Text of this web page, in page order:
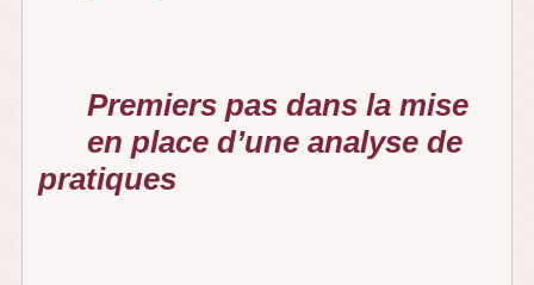
Premiers pas dans la mise
en place d’une analyse de
pratiques